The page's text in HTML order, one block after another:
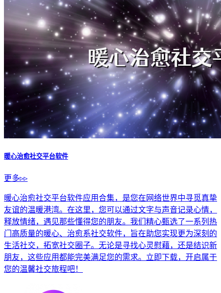
暖心治愈社交平台软件
更多▹▹
暖心治愈社交平台软件应用合集，是您在网络世界中寻觅真挚
友谊的温暖港湾。在这里，您可以通过文字与声音记录心情，
释放情绪，遇见那些懂得您的朋友。我们精心甄选了一系列热
门高质量的暖心、治愈系社交软件，旨在助您实现更为深刻的
生活社交，拓宽社交圈子。无论是寻找心灵慰藉，还是结识新
朋友，这些应用都能完美满足您的需求。立即下载，开启属于
您的温馨社交旅程吧！